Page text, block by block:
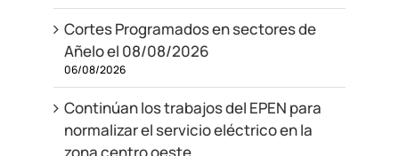
Cortes Programados en sectores de
Añelo el 08/08/2026
06/08/2026
Continúan los trabajos del EPEN para
normalizar el servicio eléctrico en la